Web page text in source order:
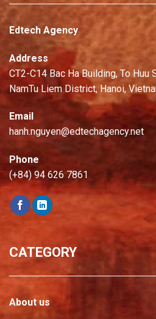
Edtech Agency
Address
CT2-C14 Bac Ha Building, To Huu
NamTu Liem District, Hanoi,
Email
hanh.nguyen@edtechagency.net
Phone
(+84) 94 626 7861
CATEGORY
About us